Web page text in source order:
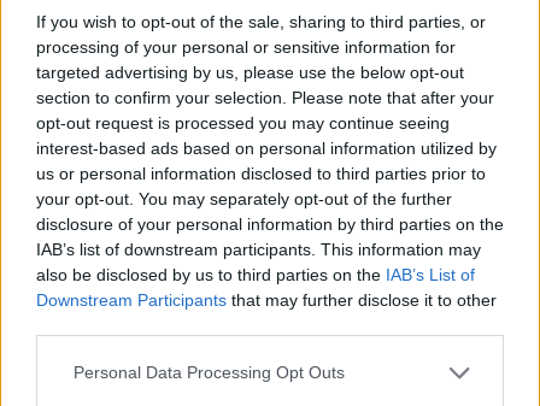
If you wish to opt-out of the sale, sharing to third parties, or
processing of your personal or sensitive information for
targeted advertising by us, please use the below opt-out
section to confirm your selection. Please note that after your
opt-out request is processed you may continue seeing
interest-based ads based on personal information utilized by
us or personal information disclosed to third parties prior to
your opt-out. You may separately opt-out of the further
disclosure of your personal information by third parties on the
IAB’s list of downstream participants. This information may
also be disclosed by us to third parties on the IAB’s List of
Downstream Participants that may further disclose it to other
Personal Data Processing Opt Outs
A jelenlegi helyzet komoly kihívások elé állítja az
üzleti szereplőket. Ez még inkább a gyors
cselekvésre, a rendszereink fenntarthatóbbá
történő átalakítására kell, hogy ösztönözze a
szereplőket. A Magyarországi Üzleti Tanács a
Fenntartható Fejlődésért (BCSDH) meghirdette a
Fenntartható jövőért díjakat, amelyek azokra a
területekre összpontosítanak, ahol a rendszerek